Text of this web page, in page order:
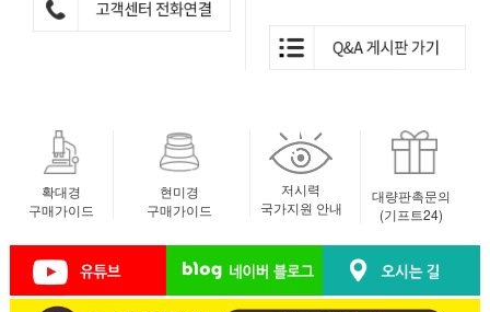
확대경
구매가이드
현미경
구매가이드
저시력
국가지원 안내
대량판촉문의
(기프트24)